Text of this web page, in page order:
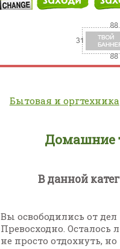
Бытовая и оргтехника
Домашние
В данной
Вы освободились от
Превосходно. Осталось
не просто отдохнуть,